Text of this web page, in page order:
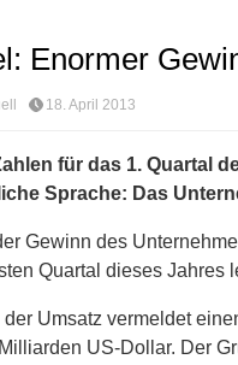
Enormer
18. April 2013
für das 1. Quartal
Sprache: Das
Gewinn des
Quartal dieses Jahres
der Umsatz vermeldet
US-Dollar. Der